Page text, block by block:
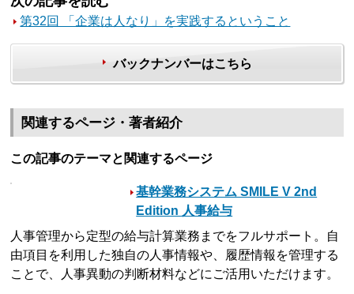
第32回 「企業は人なり」を実践するということ
バックナンバーはこちら
関連するページ・著者紹介
この記事のテーマと関連するページ
基幹業務システム SMILE V 2nd
Edition 人事給与
人事管理から定型の給与計算業務までをフルサポート。自
由項目を利用した独自の人事情報や、履歴情報を管理する
ことで、人事異動の判断材料などにご活用いただけます。